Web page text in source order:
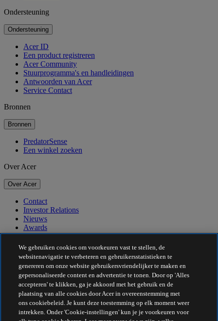
Ondersteuning
Ondersteuning
Acer ID
Een product registreren
Acer Community
Stuurprogramma's en handleidingen
Antwoorden van Acer
Service Contact
Bronnen
Bronnen
PredatorSense
Een winkel zoeken
Over Acer
Over Acer
Contact
Investor Relations
Nieuws
Awards
Evenementen
Duurzaamheid
Duurzaamheid
Maatschappelijk verantwoord ondernemen
De CO2-voetafdruk van het product
Project Humanity
Earthion
We gebruiken cookies om voorkeuren vast te stellen, de
websitenavigatie te verbeteren en gebruikersstatistieken te
genereren om onze website gebruikersvriendelijker te maken en
gepersonaliseerde content en advertentie te tonen. Door op 'Alles
accepteren' te klikken, ga je akkoord met het gebruik en de
plaatsing van alle cookies door Acer in overeenstemming met
ons cookiebeleid. Je kunt deze toestemming op elk moment weer
intrekken. Onder 'Cookie-instellingen' kun je je voorkeuren voor